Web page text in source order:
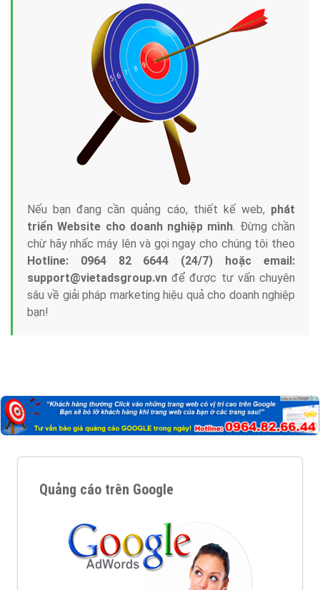
Nếu bạn đang cần quảng cáo, thiết kế web, phát
triển Website cho doanh nghiệp mình. Đừng chần
chừ hãy nhấc máy lên và gọi ngay cho chúng tôi theo
Hotline: 0964 82 6644 (24/7) hoặc email:
support@vietadsgroup.vn để được tư vấn chuyên
sâu về giải pháp marketing hiệu quả cho doanh nghiệp
bạn!
Quảng cáo trên Google